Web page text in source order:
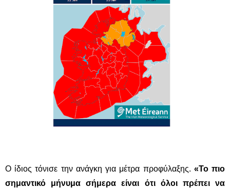
Ο ίδιος τόνισε την ανάγκη για μέτρα προφύλαξης. «Το πιο
σημαντικό μήνυμα σήμερα είναι ότι όλοι πρέπει να